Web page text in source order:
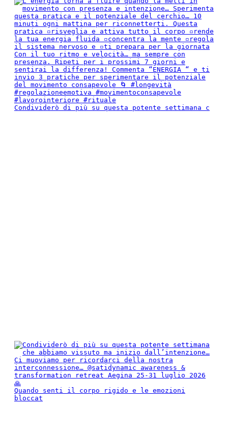
Condividerò di più su questa potente settimana c
Quando senti il corpo rigido e le emozioni
bloccat